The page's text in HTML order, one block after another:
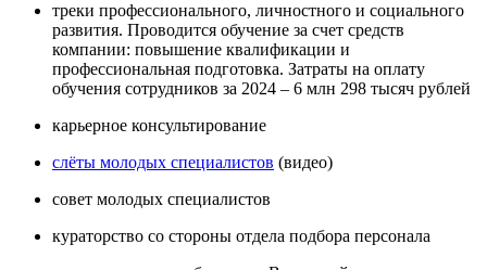
треки профессионального, личностного и социального
развития. Проводится обучение за счет средств
компании: повышение квалификации и
профессиональная подготовка. Затраты на оплату
обучения сотрудников за 2024 – 6 млн 298 тысяч рублей
карьерное консультирование
слёты молодых специалистов (видео)
совет молодых специалистов
кураторство со стороны отдела подбора персонала